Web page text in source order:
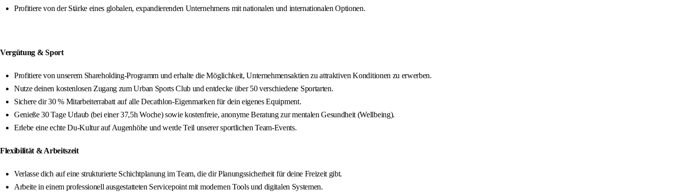
Profitiere von der Stärke eines globalen, expandierenden Unternehmens mit nationalen und internationalen Optionen.
Vergütung & Sport
Profitiere von unserem Shareholding-Programm und erhalte die Möglichkeit, Unternehmensaktien zu attraktiven Konditionen zu erwerben.
Nutze deinen kostenlosen Zugang zum Urban Sports Club und entdecke über 50 verschiedene Sportarten.
Sichere dir 30 % Mitarbeiterrabatt auf alle Decathlon-Eigenmarken für dein eigenes Equipment.
Genieße 30 Tage Urlaub (bei einer 37,5h Woche) sowie kostenfreie, anonyme Beratung zur mentalen Gesundheit (Wellbeing).
Erlebe eine echte Du-Kultur auf Augenhöhe und werde Teil unserer sportlichen Team-Events.
Flexibilität & Arbeitszeit
Verlasse dich auf eine strukturierte Schichtplanung im Team, die dir Planungssicherheit für deine Freizeit gibt.
Arbeite in einem professionell ausgestatteten Servicepoint mit modernen Tools und digitalen Systemen.